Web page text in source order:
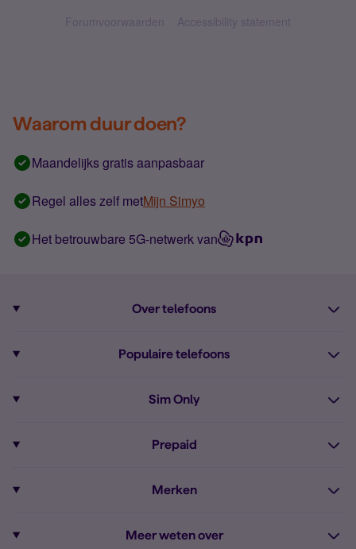
Forumvoorwaarden Accessibility statement
Waarom duur doen?
Maandelijks gratis aanpasbaar
Regel alles zelf metMijn Simyo
Het betrouwbare 5G-netwerk van
Over telefoons
Alle telefoons
Populaire telefoons
iPhone 16
iPhone 14 Refurbished
Sim Only
Onbeperkt bellen
Zakelijk Sim Only abonnement
Prepaid
Prepaid tegoed opwaarderen
Merken
Meer weten over